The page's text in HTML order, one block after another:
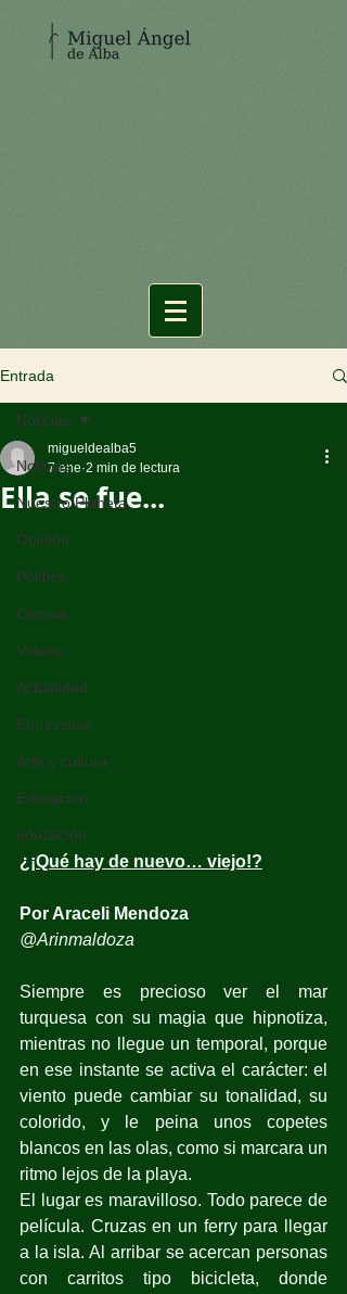
Entrada
Noticias
Nuestro Planeta
Opinión
Política
Ciencia
Videos
Actualidad
Entrevistas
Arte y cultura
Educación
educación
Noticias
Ella se fue...
migueldealba5
7 ene 2 min de lectura
¿¡Qué hay de nuevo… viejo!?
Por Araceli Mendoza
@Arinmaldoza
Siempre es precioso ver el mar
turquesa con su magia que hipnotiza,
mientras no llegue un temporal, porque
en ese instante se activa el carácter: el
viento puede cambiar su tonalidad, su
colorido, y le peina unos copetes
blancos en las olas, como si marcara un
ritmo lejos de la playa.
El lugar es maravilloso. Todo parece de
película. Cruzas en un ferry para llegar
a la isla. Al arribar se acercan personas
con carritos tipo bicicleta, donde